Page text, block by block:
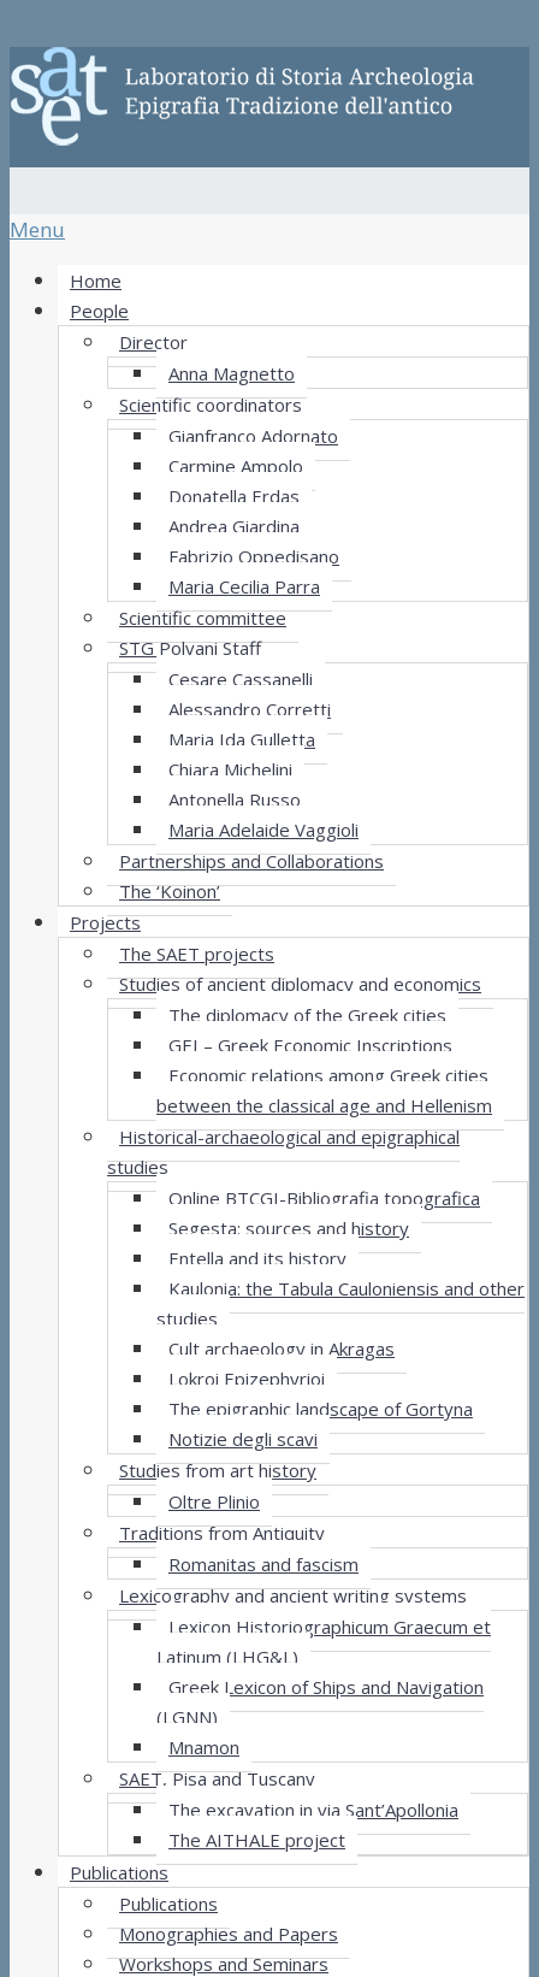
Menu
Home
People
Director
Anna Magnetto
Scientific coordinators
Gianfranco Adornato
Carmine Ampolo
Donatella Erdas
Andrea Giardina
Fabrizio Oppedisano
Maria Cecilia Parra
Scientific committee
STG Polvani Staff
Cesare Cassanelli
Alessandro Corretti
Maria Ida Gulletta
Chiara Michelini
Antonella Russo
Maria Adelaide Vaggioli
Partnerships and Collaborations
The ‘Koinon’
Projects
The SAET projects
Studies of ancient diplomacy and economics
The diplomacy of the Greek cities
GEI – Greek Economic Inscriptions
Economic relations among Greek cities
between the classical age and Hellenism
Historical-archaeological and epigraphical
studies
Online BTCGI-Bibliografia topografica
Segesta: sources and history
Entella and its history
Kaulonia: the Tabula Cauloniensis and other
studies
Cult archaeology in Akragas
Lokroi Epizephyrioi
The epigraphic landscape of Gortyna
Notizie degli scavi
Studies from art history
Oltre Plinio
Traditions from Antiquity
Romanitas and fascism
Lexicography and ancient writing systems
Lexicon Historiographicum Graecum et
Latinum (LHG&L)
Greek Lexicon of Ships and Navigation
(LGNN)
Mnamon
SAET, Pisa and Tuscany
The excavation in via Sant’Apollonia
The AITHALE project
Publications
Publications
Monographies and Papers
Workshops and Seminars